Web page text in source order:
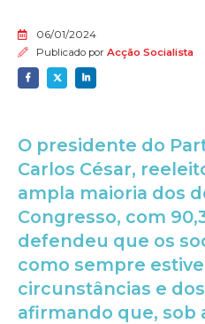
06/01/2024
Publicado por Acção Socialista
O presidente do
Carlos César,
ampla maioria dos
Congresso, com
defendeu que os
como sempre
circunstâncias e
afirmando que, sob